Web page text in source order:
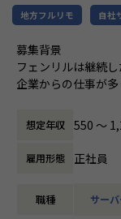
【エンジニア向け
ついて）】
- 言語、フレームワ
要望が通りやすい
- 昇給の条件が明確
- Sun* のSlackも見
- 特定の業種や商流
わせてプロジェク
させてくれる
地方フルリモ 自社
募集背景
フェンリルは継続
企業からの仕事が
コアとなるリーダ
スキルとチームを
おります。
想定年収 550 〜
雇用形態 正社員
職種 サー